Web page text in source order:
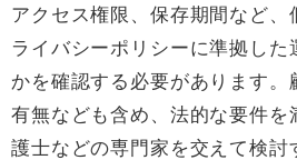
アクセス権限、保存期間など、
ライバシーポリシーに準拠した
かを確認する必要があります。
有無なども含め、法的な要件を
護士などの専門家を交えて検討